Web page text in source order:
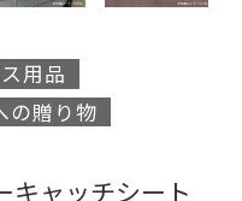
用品
の贈り物
キャッチシート